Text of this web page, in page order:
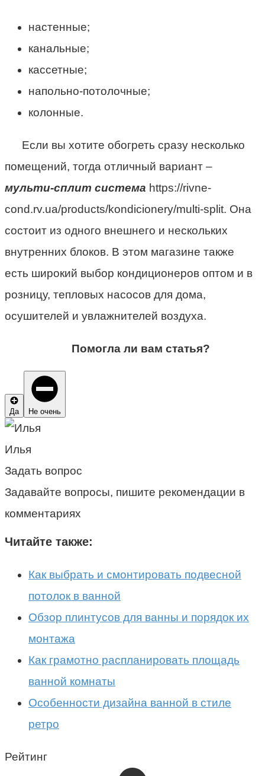
настенные;
канальные;
кассетные;
напольно-потолочные;
колонные.
Если вы хотите обогреть сразу несколько
помещений, тогда отличный вариант –
мульти-сплит система https://rivne-
cond.rv.ua/products/kondicionery/multi-split. Она
состоит из одного внешнего и нескольких
внутренних блоков. В этом магазине также
есть широкий выбор кондиционеров оптом и в
розницу, тепловых насосов для дома,
осушителей и увлажнителей воздуха.
Помогла ли вам статья?
Да Не очень
Илья
Задать вопрос
Задавайте вопросы, пишите рекомендации в
комментариях
Читайте также:
Как выбрать и смонтировать подвесной
потолок в ванной
Обзор плинтусов для ванны и порядок их
монтажа
Как грамотно распланировать площадь
ванной комнаты
Особенности дизайна ванной в стиле
ретро
Рейтинг